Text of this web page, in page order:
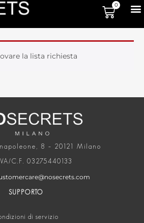
0
la lista richiesta
8 – 20121 Milano
C.F. 03275440133
SUPPORTO
di servizio